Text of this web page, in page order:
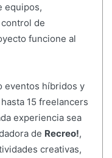
equipos,
de
funcione al
eventos híbridos y
15 freelancers
experiencia sea
de Recreo!,
creativas,